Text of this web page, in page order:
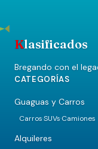
Klasificados
Bregando con el
CATEGORÍAS
Guaguas y Carros
Carros·SUVs·Camiones
Alquileres